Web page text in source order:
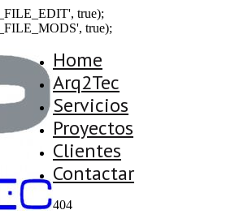
true);
true);
Home
Arq2Tec
Servicios
Proyectos
Clientes
Contactar
404